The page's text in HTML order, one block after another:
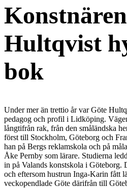
Hultqvist
bok
Under mer än trettio år var Göte
pedagog och profil i Lidköping.
långtifrån rak, från den småländska
först till Stockholm, Göteborg och
han på Bergs reklamskola och på
Åke Pernby som lärare. Studierna
in på Valands konstskola i Göteborg.
och eftersom hustrun Inga-Karin fått
veckopendlade Göte därifrån till